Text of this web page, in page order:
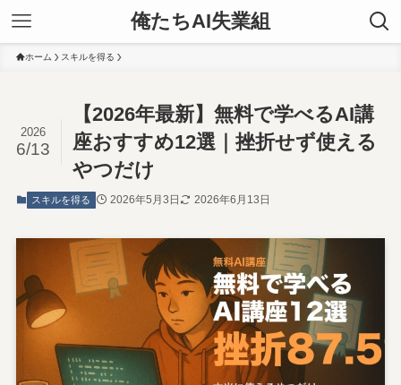
俺たちAI失業組
ホーム スキルを得る
【2026年最新】無料で学べるAI講
座おすすめ12選｜挫折せず使える
やつだけ
2026
6/13
スキルを得る 2026年5月3日 2026年6月13日